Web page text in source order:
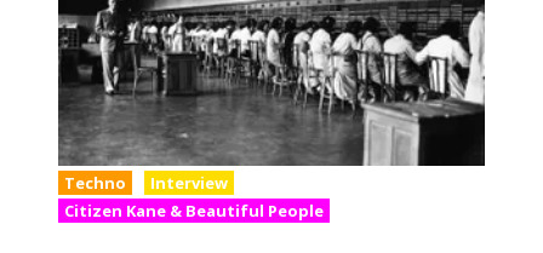
Techno
Interview
Citizen Kane & Beautiful People